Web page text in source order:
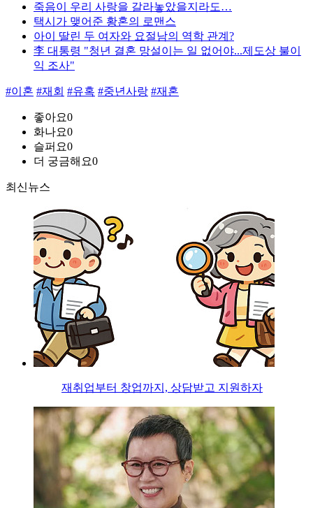
죽음이 우리 사랑을 갈라놓았을지라도…
택시가 맺어준 황혼의 로맨스
아이 딸린 두 여자와 요절남의 역학 관계?
李 대통령 "청년 결혼 망설이는 일 없어야...제도상 불이
익 조사"
#이혼 #재회 #유혹 #중년사랑 #재혼
좋아요0
화나요0
슬퍼요0
더 궁금해요0
최신뉴스
재취업부터 창업까지, 상담받고 지원하자